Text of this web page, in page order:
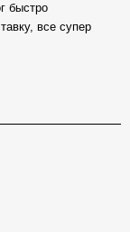
быстро
все супер